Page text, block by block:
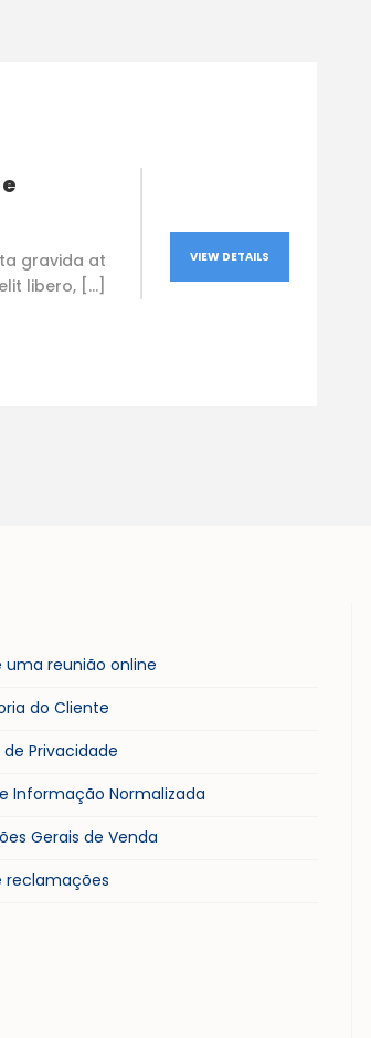
gravida at
libero, […]
VIEW DETAILS
uma reunião online
do Cliente
Privacidade
Informação Normalizada
Gerais de Venda
reclamações